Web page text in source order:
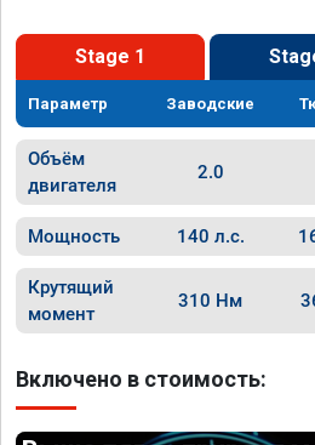
Stage 1
Параметр Заводские
Объём
двигателя
2.0
Мощность 140 л.с.
Крутящий
момент
310 Нм
Включено в стоимость: